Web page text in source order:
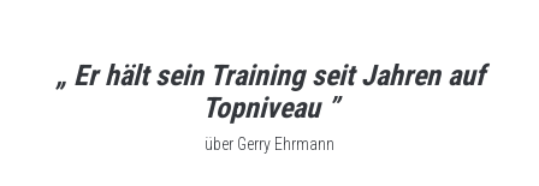
„ Er hält sein Training seit Jahren auf
Topniveau ”
über Gerry Ehrmann